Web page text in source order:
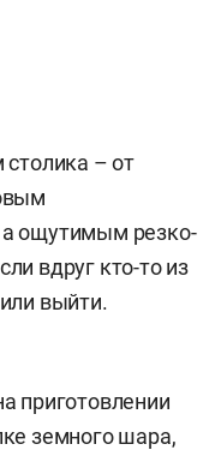
– от
ощутимым резко-
вдруг кто-то из
выйти.
приготовлении
земного шара,